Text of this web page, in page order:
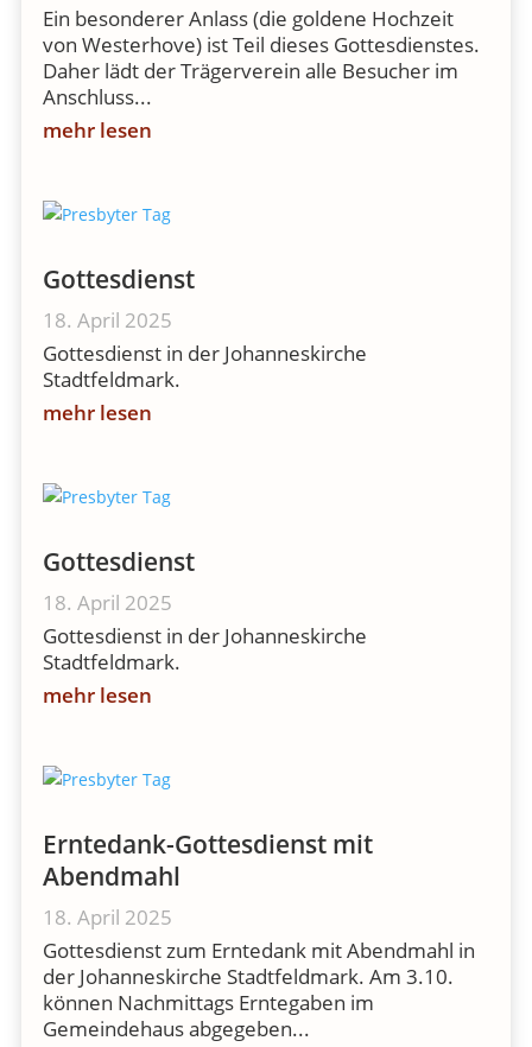
Ein besonderer Anlass (die goldene Hochzeit
von Westerhove) ist Teil dieses Gottesdienstes.
Daher lädt der Trägerverein alle Besucher im
Anschluss...
mehr lesen
Gottesdienst
18. April 2025
Gottesdienst in der Johanneskirche
Stadtfeldmark.
mehr lesen
Gottesdienst
18. April 2025
Gottesdienst in der Johanneskirche
Stadtfeldmark.
mehr lesen
Erntedank-Gottesdienst mit
Abendmahl
18. April 2025
Gottesdienst zum Erntedank mit Abendmahl in
der Johanneskirche Stadtfeldmark. Am 3.10.
können Nachmittags Erntegaben im
Gemeindehaus abgegeben...